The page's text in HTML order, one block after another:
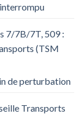
7/7B/7T, 509 :
(TSM
de perturbation
Transports